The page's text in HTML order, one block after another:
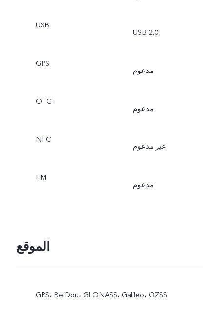
USB
USB 2.0
GPS
مدعوم
OTG
مدعوم
NFC
غير مدعوم
FM
مدعوم
الموقع
GPS،‏ BeiDou،‏ GLONASS،‏ Galileo،‏ QZSS